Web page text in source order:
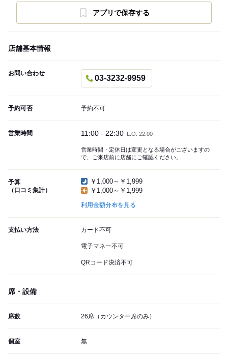
アプリで保存する
店舗基本情報
お問い合わせ
03-3232-9959
予約可否 予約不可
営業時間 11:00 - 22:30 L.O. 22:00
営業時間・定休日は変更となる場合がございますの
で、ご来店前に店舗にご確認ください。
予算
（口コミ集計）
￥1,000～￥1,999
￥1,000～￥1,999
利用金額分布を見る
支払い方法 カード不可
電子マネー不可
QRコード決済不可
席・設備
席数 26席（カウンター席のみ）
個室 無